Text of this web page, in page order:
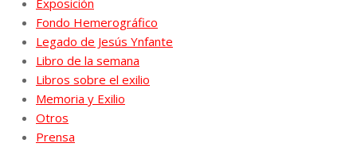
Exposición
Fondo Hemerográfico
Legado de Jesús Ynfante
Libro de la semana
Libros sobre el exilio
Memoria y Exilio
Otros
Prensa